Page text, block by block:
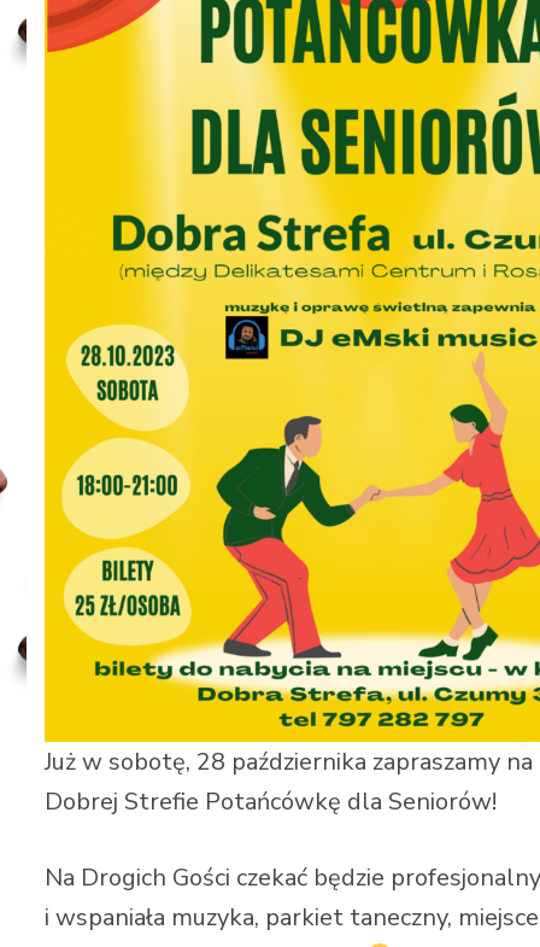
Już w sobotę, 28 października zapraszamy
Dobrej Strefie Potańcówkę dla Seniorów!
Na Drogich Gości czekać będzie
i wspaniała muzyka, parkiet taneczny,